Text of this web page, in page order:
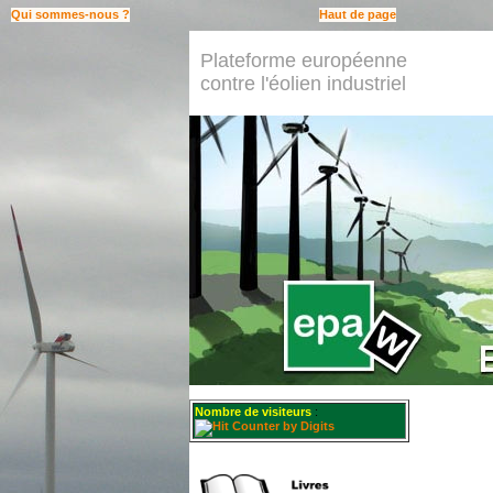
Plateforme européenne
contre l'éolien industriel
Nombre de visiteurs :
Haut de page
Qui sommes-nous ?